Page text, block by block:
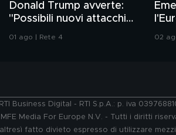
Donald Trump avverte:
"Possibili nuovi attacchi
all'Iran"
01 ago | Rete 4 02
Business Digital - RTI S.p.A.: p. iva
Media For Europe N.V. - Tutti i diritti
fatto divieto espresso di utilizzare